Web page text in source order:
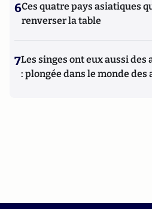
6Ces quatre pays asiatiques
renverser la table
7Les singes ont eux aussi
: plongée dans le monde